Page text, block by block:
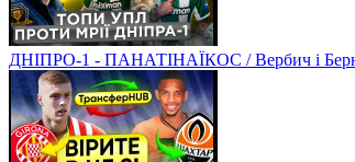
ДНІПРО-1 - ПАНАТІНАЇКОС / Вербич і